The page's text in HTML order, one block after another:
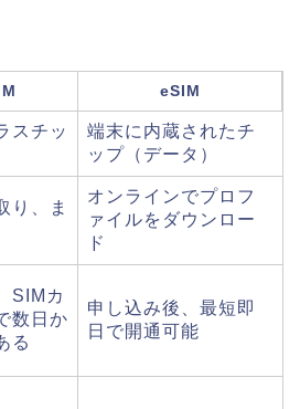
eSIM
スチッ
端末に内蔵されたチ
ップ（データ）
り、ま
オンラインでプロフ
ァイルをダウンロー
ド
SIMカ
数日か
る
申し込み後、最短即
日で開通可能